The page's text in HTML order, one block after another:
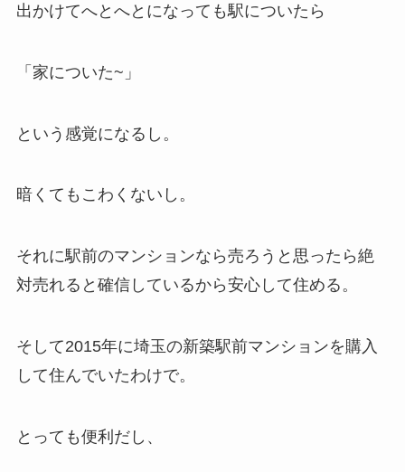
出かけてへとへとになっても駅についたら
「家についた~」
という感覚になるし。
暗くてもこわくないし。
それに駅前のマンションなら売ろうと思ったら絶
対売れると確信しているから安心して住める。
そして2015年に埼玉の新築駅前マンションを購入
して住んでいたわけで。
とっても便利だし、